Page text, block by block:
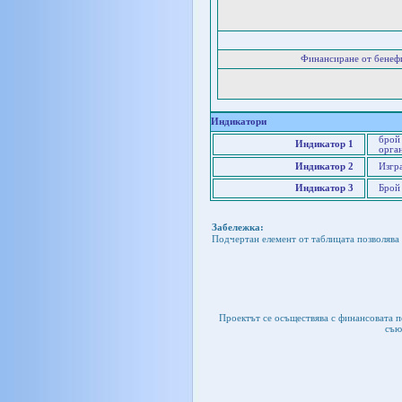
Финансиране от
Индикатори
Индикатор 1
брой
Индикатор 2
Индикатор 3 Брой
Забележка:
Подчертан елемент от таблицата
Проектът се осъществява с финансовата